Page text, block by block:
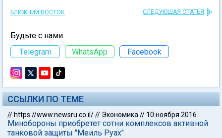
БЛИЖНИЙ ВОСТОК СЛЕДУЮЩАЯ СТАТЬЯ
Будьте с нами:
Telegram
WhatsApp Facebook
ССЫЛКИ ПО ТЕМЕ
// https://www.newsru.co.il/// Экономика // 10 ноября 2016
Минобороны приобретет сотни комплексов активной
танковой защиты "Меиль Руах"